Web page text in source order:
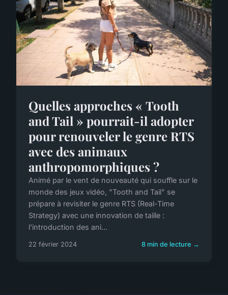
Quelles approches « Tooth
and Tail » pourrait-il adopter
pour renouveler le genre RTS
avec des animaux
anthropomorphiques ?
Animé par le vent de nouveauté qui souffle sur le
monde des jeux vidéo, "Tooth and Tail" se
prépare à revisiter le genre RTS (Real-Time
Strategy) avec une innovation de taille :
l'introduction des ani...
22 février 2024 8 min de lecture →